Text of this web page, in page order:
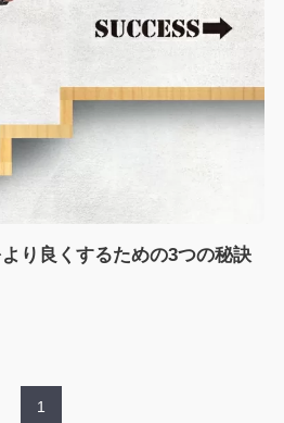
り良くするための3つの秘訣
1